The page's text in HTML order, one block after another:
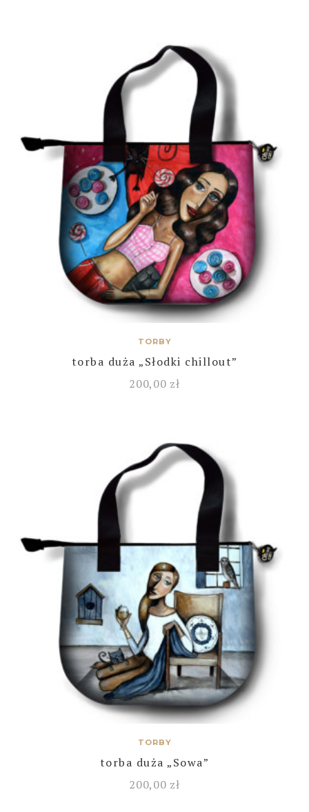
TORBY
torba duża „Słodki chillout”
200,00 zł
TORBY
torba duża „Sowa”
200,00 zł